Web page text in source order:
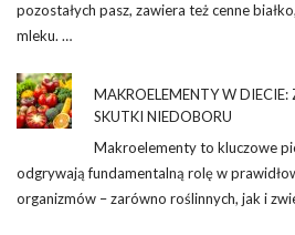
pozostałych pasz, zawiera też cenne
mleku. …
MAKROELEMENTY W DIECIE:
SKUTKI NIEDOBORU
Makroelementy to kluczowe
odgrywają fundamentalną rolę w
organizmów – zarówno roślinnych, jak i